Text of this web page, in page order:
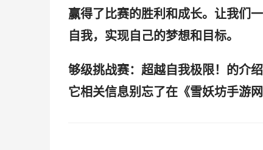
赢得了比赛的胜利和成长。让我们
自我，实现自己的梦想和目标。
够级挑战赛：超越自我极限！的介
它相关信息别忘了在《雪妖坊手游网